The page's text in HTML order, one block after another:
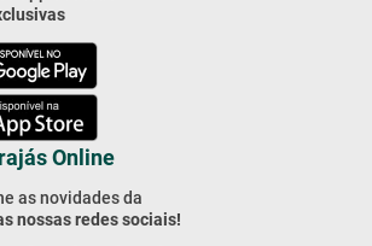
Online
as novidades da
nossas redes sociais!